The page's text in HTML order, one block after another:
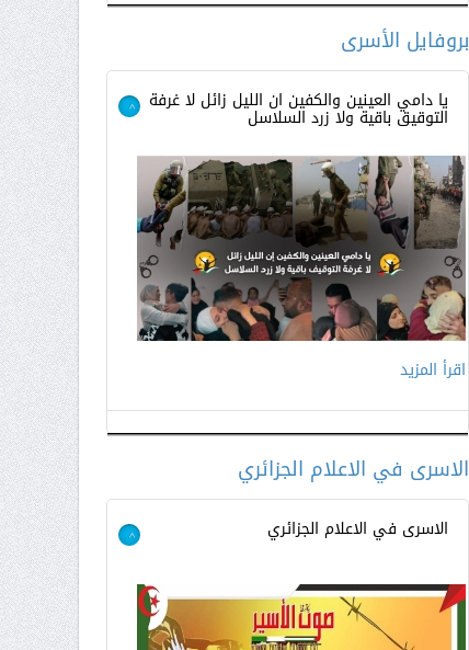
اقرأ المزيد
بروفايل الأسرى
يا دامي العينين والكفين ان الليل زائل لا غرفة
التوقيق باقية ولا زرد السلاسل >
اقرأ المزيد
الاسرى في الاعلام الجزائري
الاسرى في الاعلام الجزائري >